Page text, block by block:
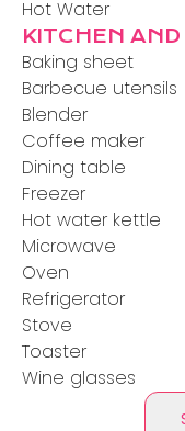
Hot Water
KITCHEN AND
Baking sheet
Barbecue utensils
Blender
Coffee maker
Dining table
Freezer
Hot water kettle
Microwave
Oven
Refrigerator
Stove
Toaster
Wine glasses